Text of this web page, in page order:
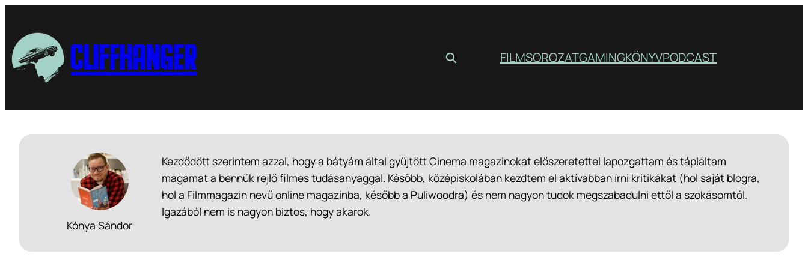
Cliffhanger FILMSOROZATGAMINGKÖNYVPODCAST
Kónya Sándor
Kezdődött szerintem azzal, hogy a bátyám által gyűjtött Cinema magazinokat előszeretettel lapozgattam és tápláltam
magamat a bennük rejlő filmes tudásanyaggal. Később, középiskolában kezdtem el aktívabban írni kritikákat (hol saját blogra,
hol a Filmmagazin nevű online magazinba, később a Puliwoodra) és nem nagyon tudok megszabadulni ettől a szokásomtól.
Igazából nem is nagyon biztos, hogy akarok.